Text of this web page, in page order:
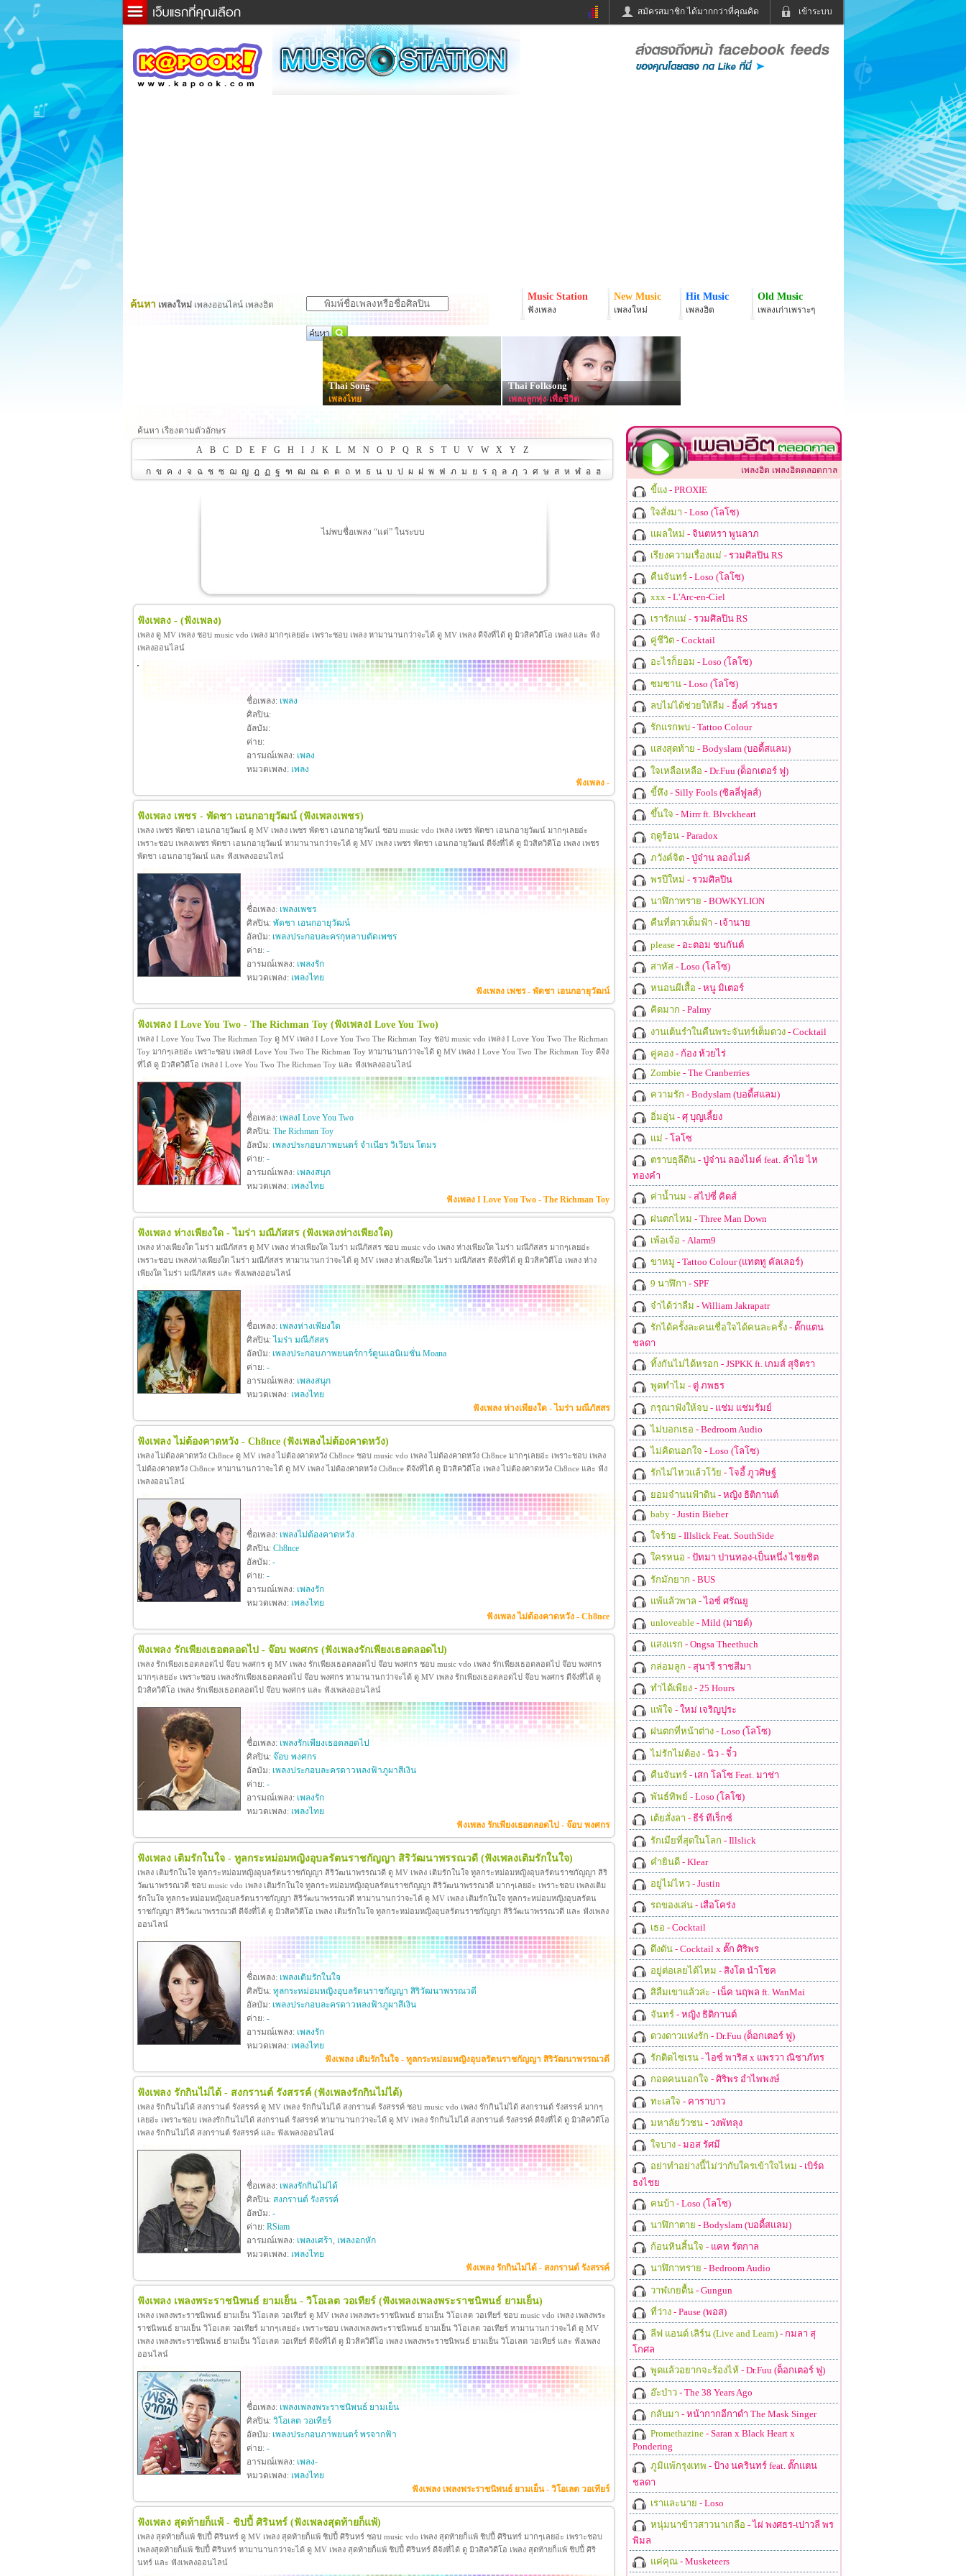
เข้าระบบ
สมัครสมาชิก ได้มากกว่าที่คุณคิด
ข่าวด่วน ข่าวสั้น
ละคร
หนังใหม่
ฟังวิทยุออนไลน์
หมากรุกไทย
Email
ค้นหา เพลงใหม่ เพลงออนไลน์ เพลงฮิต
Music Station
ฟังเพลง
New Music
เพลงใหม่
Hit Music
เพลงฮิต
Old Music
เพลงเก่าเพราะๆ
Thai Song
เพลงไทย
Thai Folksong
เพลงลูกทุ่ง-เพื่อชีวิต
ค้นหา เรียงตามตัวอักษร
A
B C D E F G H I J K L M N O P Q R S T U V W X Y Z
ก ข ค ง จ ฉ ช ซ ฌ ญ ฎ ฏ ฐ ฑ ฒ ณ ด ต ถ ท ธ น บ ป ผ ฝ พ ฟ ภ ม ย ร ฤ ล ฦ ว ศ ษ ส ห ฬ อ ฮ
ไม่พบชื่อเพลง “แด่” ในระบบ
ฟังเพลง - (ฟังเพลง)
เพลง ดู MV เพลง ชอบ music vdo เพลง มากๆเลยอ่ะ เพราะชอบ เพลง หามานานกว่าจะได้ ดู MV เพลง ดีจังที่ได้ ดู มิวสิควิดีโอ เพลง และ ฟัง
เพลงออนไลน์
ชื่อเพลง: เพลง
ศิลปิน:
อัลบัม:
ค่าย:
อารมณ์เพลง: เพลง
หมวดเพลง: เพลง
ฟังเพลง -
ฟังเพลง เพชร - พัดชา เอนกอายุวัฒน์ (ฟังเพลงเพชร)
เพลง เพชร พัดชา เอนกอายุวัฒน์ ดู MV เพลง เพชร พัดชา เอนกอายุวัฒน์ ชอบ music vdo เพลง เพชร พัดชา เอนกอายุวัฒน์ มากๆเลยอ่ะ
เพราะชอบ เพลงเพชร พัดชา เอนกอายุวัฒน์ หามานานกว่าจะได้ ดู MV เพลง เพชร พัดชา เอนกอายุวัฒน์ ดีจังที่ได้ ดู มิวสิควิดีโอ เพลง เพชร
พัดชา เอนกอายุวัฒน์ และ ฟังเพลงออนไลน์
ชื่อเพลง: เพลงเพชร
ศิลปิน: พัดชา เอนกอายุวัฒน์
อัลบัม: เพลงประกอบละครกุหลาบตัดเพชร
ค่าย: -
อารมณ์เพลง: เพลงรัก
หมวดเพลง: เพลงไทย
ฟังเพลง เพชร - พัดชา เอนกอายุวัฒน์
ฟังเพลง I Love You Two - The Richman Toy (ฟังเพลงI Love You Two)
เพลง I Love You Two The Richman Toy ดู MV เพลง I Love You Two The Richman Toy ชอบ music vdo เพลง I Love You Two The Richman
Toy มากๆเลยอ่ะ เพราะชอบ เพลงI Love You Two The Richman Toy หามานานกว่าจะได้ ดู MV เพลง I Love You Two The Richman Toy ดีจัง
ที่ได้ ดู มิวสิควิดีโอ เพลง I Love You Two The Richman Toy และ ฟังเพลงออนไลน์
ชื่อเพลง: เพลงI Love You Two
ศิลปิน: The Richman Toy
อัลบัม: เพลงประกอบภาพยนตร์ จำเนียร วิเวียน โตมร
ค่าย: -
อารมณ์เพลง: เพลงสนุก
หมวดเพลง: เพลงไทย
ฟังเพลง I Love You Two - The Richman Toy
ฟังเพลง ห่างเพียงใด - ไมร่า มณีภัสสร (ฟังเพลงห่างเพียงใด)
เพลง ห่างเพียงใด ไมร่า มณีภัสสร ดู MV เพลง ห่างเพียงใด ไมร่า มณีภัสสร ชอบ music vdo เพลง ห่างเพียงใด ไมร่า มณีภัสสร มากๆเลยอ่ะ
เพราะชอบ เพลงห่างเพียงใด ไมร่า มณีภัสสร หามานานกว่าจะได้ ดู MV เพลง ห่างเพียงใด ไมร่า มณีภัสสร ดีจังที่ได้ ดู มิวสิควิดีโอ เพลง ห่าง
เพียงใด ไมร่า มณีภัสสร และ ฟังเพลงออนไลน์
ชื่อเพลง: เพลงห่างเพียงใด
ศิลปิน: ไมร่า มณีภัสสร
อัลบัม: เพลงประกอบภาพยนตร์การ์ตูนแอนิเมชั่น Moana
ค่าย: -
อารมณ์เพลง: เพลงสนุก
หมวดเพลง: เพลงไทย
ฟังเพลง ห่างเพียงใด - ไมร่า มณีภัสสร
ฟังเพลง ไม่ต้องคาดหวัง - Ch8nce (ฟังเพลงไม่ต้องคาดหวัง)
เพลง ไม่ต้องคาดหวัง Ch8nce ดู MV เพลง ไม่ต้องคาดหวัง Ch8nce ชอบ music vdo เพลง ไม่ต้องคาดหวัง Ch8nce มากๆเลยอ่ะ เพราะชอบ เพลง
ไม่ต้องคาดหวัง Ch8nce หามานานกว่าจะได้ ดู MV เพลง ไม่ต้องคาดหวัง Ch8nce ดีจังที่ได้ ดู มิวสิควิดีโอ เพลง ไม่ต้องคาดหวัง Ch8nce และ ฟัง
เพลงออนไลน์
ชื่อเพลง: เพลงไม่ต้องคาดหวัง
ศิลปิน: Ch8nce
อัลบัม: -
ค่าย: -
อารมณ์เพลง: เพลงรัก
หมวดเพลง: เพลงไทย
ฟังเพลง ไม่ต้องคาดหวัง - Ch8nce
ฟังเพลง รักเพียงเธอตลอดไป - จ๊อบ พงศกร (ฟังเพลงรักเพียงเธอตลอดไป)
เพลง รักเพียงเธอตลอดไป จ๊อบ พงศกร ดู MV เพลง รักเพียงเธอตลอดไป จ๊อบ พงศกร ชอบ music vdo เพลง รักเพียงเธอตลอดไป จ๊อบ พงศกร
มากๆเลยอ่ะ เพราะชอบ เพลงรักเพียงเธอตลอดไป จ๊อบ พงศกร หามานานกว่าจะได้ ดู MV เพลง รักเพียงเธอตลอดไป จ๊อบ พงศกร ดีจังที่ได้ ดู
มิวสิควิดีโอ เพลง รักเพียงเธอตลอดไป จ๊อบ พงศกร และ ฟังเพลงออนไลน์
ชื่อเพลง: เพลงรักเพียงเธอตลอดไป
ศิลปิน: จ๊อบ พงศกร
อัลบัม: เพลงประกอบละครดาวหลงฟ้าภูผาสีเงิน
ค่าย: -
อารมณ์เพลง: เพลงรัก
หมวดเพลง: เพลงไทย
ฟังเพลง รักเพียงเธอตลอดไป - จ๊อบ พงศกร
ฟังเพลง เติมรักในใจ - ทูลกระหม่อมหญิงอุบลรัตนราชกัญญา สิริวัฒนาพรรณวดี (ฟังเพลงเติมรักในใจ)
เพลง เติมรักในใจ ทูลกระหม่อมหญิงอุบลรัตนราชกัญญา สิริวัฒนาพรรณวดี ดู MV เพลง เติมรักในใจ ทูลกระหม่อมหญิงอุบลรัตนราชกัญญา สิริ
วัฒนาพรรณวดี ชอบ music vdo เพลง เติมรักในใจ ทูลกระหม่อมหญิงอุบลรัตนราชกัญญา สิริวัฒนาพรรณวดี มากๆเลยอ่ะ เพราะชอบ เพลงเติม
รักในใจ ทูลกระหม่อมหญิงอุบลรัตนราชกัญญา สิริวัฒนาพรรณวดี หามานานกว่าจะได้ ดู MV เพลง เติมรักในใจ ทูลกระหม่อมหญิงอุบลรัตน
ราชกัญญา สิริวัฒนาพรรณวดี ดีจังที่ได้ ดู มิวสิควิดีโอ เพลง เติมรักในใจ ทูลกระหม่อมหญิงอุบลรัตนราชกัญญา สิริวัฒนาพรรณวดี และ ฟังเพลง
ออนไลน์
ชื่อเพลง: เพลงเติมรักในใจ
ศิลปิน: ทูลกระหม่อมหญิงอุบลรัตนราชกัญญา สิริวัฒนาพรรณวดี
อัลบัม: เพลงประกอบละครดาวหลงฟ้าภูผาสีเงิน
ค่าย: -
อารมณ์เพลง: เพลงรัก
หมวดเพลง: เพลงไทย
ฟังเพลง เติมรักในใจ - ทูลกระหม่อมหญิงอุบลรัตนราชกัญญา สิริวัฒนาพรรณวดี
ฟังเพลง รักกินไม่ได้ - สงกรานต์ รังสรรค์ (ฟังเพลงรักกินไม่ได้)
เพลง รักกินไม่ได้ สงกรานต์ รังสรรค์ ดู MV เพลง รักกินไม่ได้ สงกรานต์ รังสรรค์ ชอบ music vdo เพลง รักกินไม่ได้ สงกรานต์ รังสรรค์ มากๆ
เลยอ่ะ เพราะชอบ เพลงรักกินไม่ได้ สงกรานต์ รังสรรค์ หามานานกว่าจะได้ ดู MV เพลง รักกินไม่ได้ สงกรานต์ รังสรรค์ ดีจังที่ได้ ดู มิวสิควิดีโอ
เพลง รักกินไม่ได้ สงกรานต์ รังสรรค์ และ ฟังเพลงออนไลน์
ชื่อเพลง: เพลงรักกินไม่ได้
ศิลปิน: สงกรานต์ รังสรรค์
อัลบัม: -
ค่าย: RSiam
อารมณ์เพลง: เพลงเศร้า, เพลงอกหัก
หมวดเพลง: เพลงไทย
ฟังเพลง รักกินไม่ได้ - สงกรานต์ รังสรรค์
ฟังเพลง เพลงพระราชนิพนธ์ ยามเย็น - วิโอเลต วอเทียร์ (ฟังเพลงเพลงพระราชนิพนธ์ ยามเย็น)
เพลง เพลงพระราชนิพนธ์ ยามเย็น วิโอเลต วอเทียร์ ดู MV เพลง เพลงพระราชนิพนธ์ ยามเย็น วิโอเลต วอเทียร์ ชอบ music vdo เพลง เพลงพระ
ราชนิพนธ์ ยามเย็น วิโอเลต วอเทียร์ มากๆเลยอ่ะ เพราะชอบ เพลงเพลงพระราชนิพนธ์ ยามเย็น วิโอเลต วอเทียร์ หามานานกว่าจะได้ ดู MV
เพลง เพลงพระราชนิพนธ์ ยามเย็น วิโอเลต วอเทียร์ ดีจังที่ได้ ดู มิวสิควิดีโอ เพลง เพลงพระราชนิพนธ์ ยามเย็น วิโอเลต วอเทียร์ และ ฟังเพลง
ออนไลน์
ชื่อเพลง: เพลงเพลงพระราชนิพนธ์ ยามเย็น
ศิลปิน: วิโอเลต วอเทียร์
อัลบัม: เพลงประกอบภาพยนตร์ พรจากฟ้า
ค่าย: -
อารมณ์เพลง: เพลง-
หมวดเพลง: เพลงไทย
ฟังเพลง เพลงพระราชนิพนธ์ ยามเย็น - วิโอเลต วอเทียร์
ฟังเพลง สุดท้ายก็แพ้ - ชิปปี้ ศิรินทร์ (ฟังเพลงสุดท้ายก็แพ้)
เพลง สุดท้ายก็แพ้ ชิปปี้ ศิรินทร์ ดู MV เพลง สุดท้ายก็แพ้ ชิปปี้ ศิรินทร์ ชอบ music vdo เพลง สุดท้ายก็แพ้ ชิปปี้ ศิรินทร์ มากๆเลยอ่ะ เพราะชอบ
เพลงสุดท้ายก็แพ้ ชิปปี้ ศิรินทร์ หามานานกว่าจะได้ ดู MV เพลง สุดท้ายก็แพ้ ชิปปี้ ศิรินทร์ ดีจังที่ได้ ดู มิวสิควิดีโอ เพลง สุดท้ายก็แพ้ ชิปปี้ ศิริ
นทร์ และ ฟังเพลงออนไลน์
เพลงฮิต เพลงฮิตตลอดกาล
ขี้แง- PROXIE
ใจสั่งมา - Loso (โลโซ)
แผลใหม่ - จินตหรา พูนลาภ
เรียงความเรื่องแม่ - รวมศิลปิน RS
คืนจันทร์- Loso (โลโซ)
xxx - L'Arc-en-Ciel
เรารักแม่ - รวมศิลปิน RS
คู่ชีวิต- Cocktail
อะไรก็ยอม - Loso (โลโซ)
ซมซาน- Loso (โลโซ)
ลบไม่ได้ช่วยให้ลืม - อิ้งค์ วรันธร
รักแรกพบ- Tattoo Colour
แสงสุดท้าย - Bodyslam (บอดี้สแลม)
ใจเหลือเหลือ - Dr.Fuu (ด็อกเตอร์ ฟู)
ขี้หึง- Silly Fools (ซิลลี่ฟูลส์)
ขึ้นใจ - Mirrr ft. Blvckheart
ฤดูร้อน- Paradox
ภวังค์จิต- ปู่จ๋าน ลองไมค์
พรปีใหม่ - รวมศิลปิน
นาฬิกาทราย - BOWKYLION
คืนที่ดาวเต็มฟ้า - เจ้านาย
please- อะตอม ชนกันต์
สาหัส- Loso (โลโซ)
หนอนผีเสื้อ - หนู มิเตอร์
คิดมาก - Palmy
งานเต้นรำในคืนพระจันทร์เต็มดวง- Cocktail
คู่คอง- ก้อง ห้วยไร่
Zombie- The Cranberries
ความรัก - Bodyslam (บอดี้สแลม)
อิ่มอุ่น- ศุ บุญเลี้ยง
แม่ - โลโซ
ตราบธุลีดิน- ปู่จ๋าน ลองไมค์ feat. ลำไย ไห
ทองคำ
ค่าน้ำนม - สไปซี่ คิดส์
ฝนตกไหม - Three Man Down
เพ้อเจ้อ - Alarm9
ขาหมู - Tattoo Colour (แทตทู คัลเลอร์)
9 นาฬิกา - SPF
จำได้ว่าลืม - William Jakrapatr
รักได้ครั้งละคนเชื่อใจได้คนละครั้ง- ตั๊กแตน
ชลดา
ทิ้งกันไม่ได้หรอก - JSPKK ft. เกมส์ สุจิตรา
พูดทำไม - ตู่ ภพธร
กรุณาฟังให้จบ- แช่ม แช่มรัมย์
ไม่บอกเธอ - Bedroom Audio
ไม่คิดนอกใจ - Loso (โลโซ)
รักไม่ไหวแล้วโว้ย - โจอี้ ภูวศิษฐ์
ยอมจำนนฟ้าดิน- หญิง ธิติกานต์
baby- Justin Bieber
ใจร้าย - Illslick Feat. SouthSide
ใครหนอ - ปัทมา ปานทอง-เป็นหนึ่ง ไชยชิต
รักมักยาก - BUS
แพ้แล้วพาล - ไอซ์ ศรัณยู
unloveable- Mild (มายด์)
แสงแรก - Ongsa Theethuch
กล่อมลูก - สุนารี ราชสีมา
ทำได้เพียง- 25 Hours
แพ้ใจ - ใหม่ เจริญปุระ
ฝนตกที่หน้าต่าง- Loso (โลโซ)
ไม่รักไม่ต้อง- นิว - จิ๋ว
คืนจันทร์- เสก โลโซ Feat. มาช่า
พันธ์ทิพย์ - Loso (โลโซ)
เต้ยสั่งลา - ธีร์ ทีเร็กซ์
รักเมียที่สุดในโลก - Illslick
คำยินดี- Klear
อยู่ไม่ไหว- Justin
รถของเล่น- เสือโคร่ง
เธอ - Cocktail
ดึงดัน- Cocktail x ตั๊ก ศิริพร
อยู่ต่อเลยได้ไหม - สิงโต นำโชค
สิลืมเขาแล้วล่ะ - เน็ค นฤพล ft. WanMai
จันทร์- หญิง ธิติกานต์
ดวงดาวแห่งรัก - Dr.Fuu (ด็อกเตอร์ ฟู)
รักติดไซเรน- ไอซ์ พาริส x แพรวา ณิชาภัทร
กอดคนนอกใจ - ศิริพร อำไพพงษ์
ทะเลใจ - คาราบาว
มหาลัยวัวชน- วงพัทลุง
ใจบาง- มอส รัศมี
อย่าทำอย่างนี้ไม่ว่ากับใครเข้าใจไหม - เบิร์ด
ธงไชย
คนบ้า - Loso (โลโซ)
นาฬิกาตาย - Bodyslam (บอดี้สแลม)
ก้อนหินสิ้นใจ - แคท รัตกาล
นาฬิกาทราย - Bedroom Audio
วาฬเกยตื้น- Gungun
ที่ว่าง- Pause (พอส)
ลีฟ แอนด์ เลิร์น (Live and Learn)- กมลา สุ
โกศล
พูดแล้วอยากจะร้องไห้ - Dr.Fuu (ด็อกเตอร์ ฟู)
อ๊ะป่าว- The 38 Years Ago
กลับมา - หน้ากากอีกาดำ The Mask Singer
Promethazine- Saran x Black Heart x
Pondering
ภูมิแพ้กรุงเทพ - ป้าง นครินทร์ feat. ตั๊กแตน
ชลดา
เราและนาย - Loso
หนุ่มนาข้าวสาวนาเกลือ - ไผ่ พงศธร-เปาวลี พร
พิมล
แค่คุณ- Musketeers